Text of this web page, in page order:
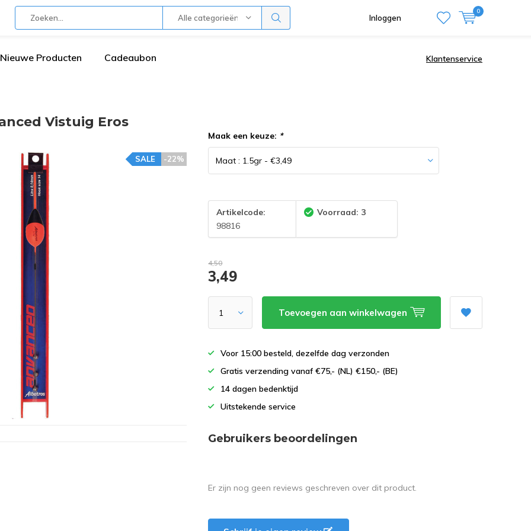
Alle categorieën Inloggen
0
Nieuwe Producten Cadeaubon Klantenservice
Vistuig Eros
-22%
SALE
Maak een keuze: *
Artikelcode:
98816
Voorraad: 3
4,50
3,49
Toevoegen aan winkelwagen
Voor 15:00 besteld, dezelfde dag verzonden
Gratis verzending vanaf €75,- (NL) €150,- (BE)
14 dagen bedenktijd
Uitstekende service
Gebruikers beoordelingen
Er zijn nog geen reviews geschreven over dit product.